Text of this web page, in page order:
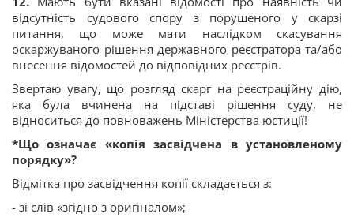
відсутність судового спору з порушеного у скарзі
питання, що може мати наслідком скасування
оскаржуваного рішення державного реєстратора та/або
внесення відомостей до відповідних реєстрів.
Звертаю увагу, що розгляд скарг на реєстраційну дію,
яка була вчинена на підставі рішення суду, не
відноситься до повноважень Міністерства юстиції!
*Що означає «копія засвідчена в установленому
порядку»?
Відмітка про засвідчення копії складається з:
- зі слів «згідно з оригіналом»;